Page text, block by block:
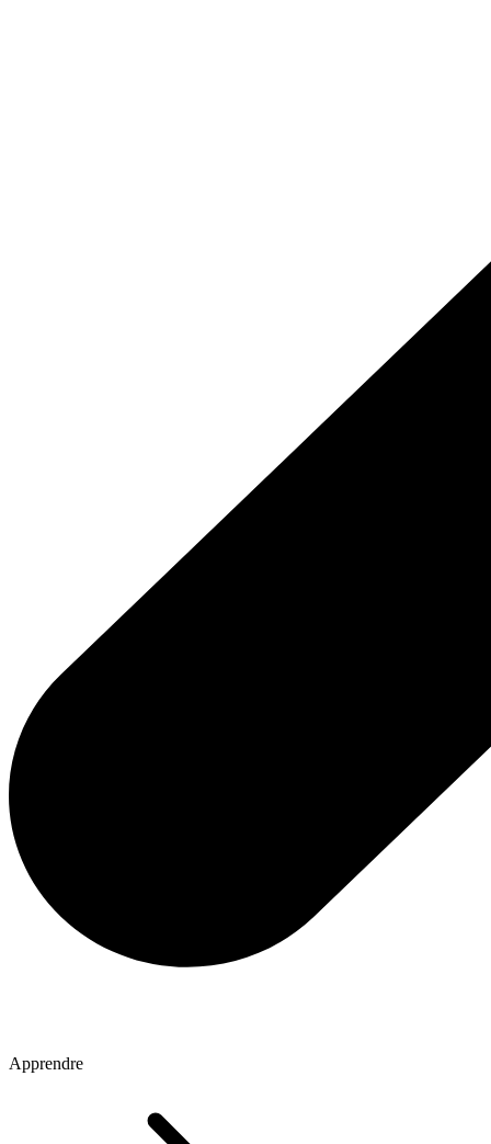
Apprendre